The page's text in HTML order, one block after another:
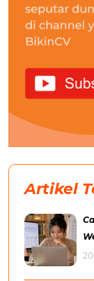
Artikel